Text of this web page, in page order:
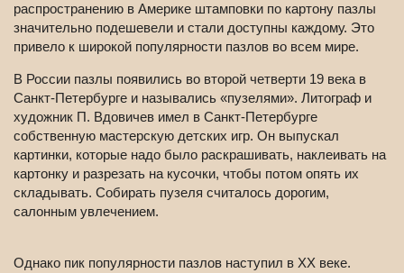
распространению в Америке штамповки по картону пазлы
значительно подешевели и стали доступны каждому. Это
привело к широкой популярности пазлов во всем мире.
В России пазлы появились во второй четверти 19 века в
Санкт-Петербурге и назывались «пузелями». Литограф и
художник П. Вдовичев имел в Санкт-Петербурге
собственную мастерскую детских игр. Он выпускал
картинки, которые надо было раскрашивать, наклеивать на
картонку и разрезать на кусочки, чтобы потом опять их
складывать. Собирать пузеля считалось дорогим,
салонным увлечением.
Однако пик популярности пазлов наступил в ХХ веке.